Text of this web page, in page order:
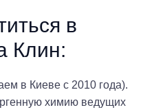
в
Клин:
в Киеве с 2010 года).
химию ведущих